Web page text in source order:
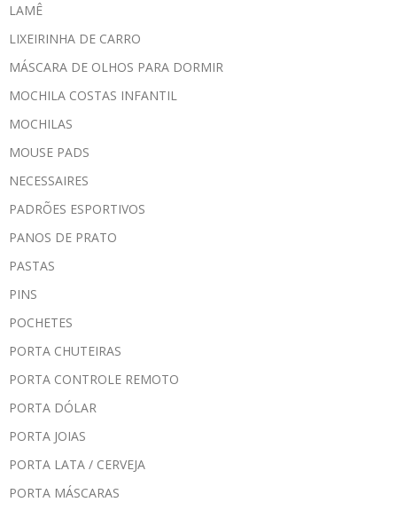
LAMÊ
LIXEIRINHA DE CARRO
MÁSCARA DE OLHOS PARA DORMIR
MOCHILA COSTAS INFANTIL
MOCHILAS
MOUSE PADS
NECESSAIRES
PADRÕES ESPORTIVOS
PANOS DE PRATO
PASTAS
PINS
POCHETES
PORTA CHUTEIRAS
PORTA CONTROLE REMOTO
PORTA DÓLAR
PORTA JOIAS
PORTA LATA / CERVEJA
PORTA MÁSCARAS